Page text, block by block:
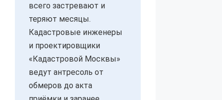
всего застревают и
теряют месяцы.
Кадастровые инженеры
и проектировщики
«Кадастровой Москвы»
ведут антресоль от
обмеров до акта